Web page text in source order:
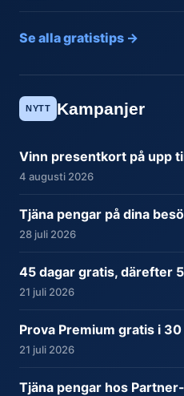
Se alla gratistips →
NYTT Kampanjer
Vinn presentkort på upp
4 augusti 2026
Tjäna pengar på dina
28 juli 2026
45 dagar gratis, därefter
21 juli 2026
Prova Premium gratis i
21 juli 2026
Tjäna pengar hos